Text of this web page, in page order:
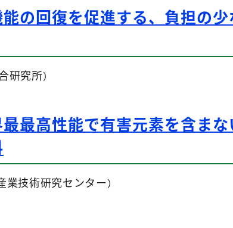
の回復を促進する、負担の
研究所）
最高性能で有害元素を含ま
業技術研究センター）